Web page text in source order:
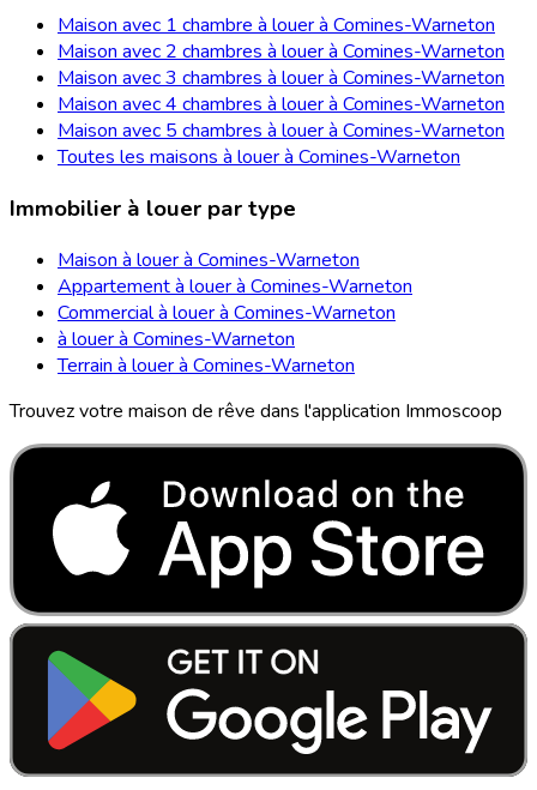
Maison avec 1 chambre à louer à Comines-Warneton
Maison avec 2 chambres à louer à Comines-Warneton
Maison avec 3 chambres à louer à Comines-Warneton
Maison avec 4 chambres à louer à Comines-Warneton
Maison avec 5 chambres à louer à Comines-Warneton
Toutes les maisons à louer à Comines-Warneton
Immobilier à louer par type
Maison à louer à Comines-Warneton
Appartement à louer à Comines-Warneton
Commercial à louer à Comines-Warneton
à louer à Comines-Warneton
Terrain à louer à Comines-Warneton
Trouvez votre maison de rêve dans l'application Immoscoop